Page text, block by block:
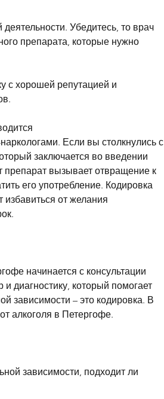
Убедитесь, то врач
препарата, которые нужно
с хорошей репутацией и
Если вы столкнулись с
заключается во введении
препарат вызывает отвращение к
его употребление. Кодировка
от желания
начинается с консультации
диагностику, который помогает
зависимости – это кодировка. В
алкоголя в Петергофе.
зависимости, подходит ли